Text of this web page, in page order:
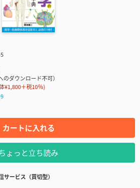
のダウンロード不可）
¥1,800＋税10％)
カートに入れる
ょっと立ち読み
ービス（買切型）